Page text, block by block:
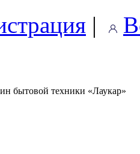
|
бытовой техники «Лаукар»